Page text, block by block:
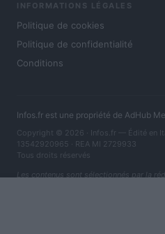
INFORMATIONS LÉGALES
Politique de cookies
Politique de confidentialité
Conditions
Infos.fr est une propriété de AdHub
Copyright © 2026 · Infos.fr — Édité en
13542920965 · REA MI 2729933
Tous droits réservés
Les contenus sont sélectionnés par la